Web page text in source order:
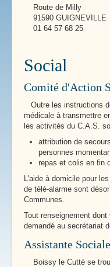
Route de Milly
91590 GUIGNEVILLE
01 64 57 68 25
Social
Comité d'Action
Outre les instructions
médicale à transmettre
les activités du C.A.S.
attribution de
personnes
repas et colis en fin
L'aide à domicile pour
de télé-alarme sont
Communes.
Tout renseignement
demandé au secrétariat
Assistante Sociale
Boissy le Cutté se